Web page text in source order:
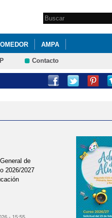
Formulario
búsqueda
Search this site
AMPA
Contacto
de
2026/2027